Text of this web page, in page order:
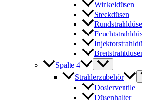
Winkeldüsen
Steckdüsen
Spalte 4
Strahlerzubehör
Dosierventile
Düsenhalter